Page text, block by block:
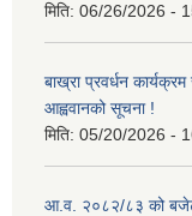
मिति: 06/26/2026 -
बाख्रा प्रवर्धन
आह्ववानको सूचना !
मिति: 05/20/2026 -
आ.व. २०८२/८३ को